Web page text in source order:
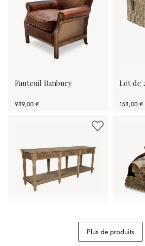
Fauteuil Banbury
989,00 €
Lot de
158,00 €
Sac
Plus de produits